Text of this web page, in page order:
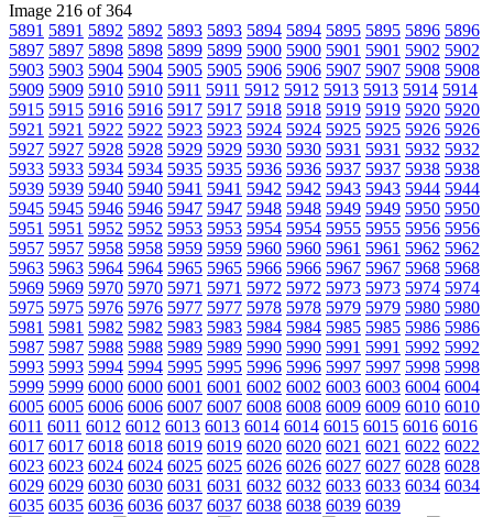
Image 216 of 364
5891 5891 5892 5892 5893 5893 5894 5894 5895 5895 5896 5896
5897 5897 5898 5898 5899 5899 5900 5900 5901 5901 5902 5902
5903 5903 5904 5904 5905 5905 5906 5906 5907 5907 5908 5908
5909 5909 5910 5910 5911 5911 5912 5912 5913 5913 5914 5914
5915 5915 5916 5916 5917 5917 5918 5918 5919 5919 5920 5920
5921 5921 5922 5922 5923 5923 5924 5924 5925 5925 5926 5926
5927 5927 5928 5928 5929 5929 5930 5930 5931 5931 5932 5932
5933 5933 5934 5934 5935 5935 5936 5936 5937 5937 5938 5938
5939 5939 5940 5940 5941 5941 5942 5942 5943 5943 5944 5944
5945 5945 5946 5946 5947 5947 5948 5948 5949 5949 5950 5950
5951 5951 5952 5952 5953 5953 5954 5954 5955 5955 5956 5956
5957 5957 5958 5958 5959 5959 5960 5960 5961 5961 5962 5962
5963 5963 5964 5964 5965 5965 5966 5966 5967 5967 5968 5968
5969 5969 5970 5970 5971 5971 5972 5972 5973 5973 5974 5974
5975 5975 5976 5976 5977 5977 5978 5978 5979 5979 5980 5980
5981 5981 5982 5982 5983 5983 5984 5984 5985 5985 5986 5986
5987 5987 5988 5988 5989 5989 5990 5990 5991 5991 5992 5992
5993 5993 5994 5994 5995 5995 5996 5996 5997 5997 5998 5998
5999 5999 6000 6000 6001 6001 6002 6002 6003 6003 6004 6004
6005 6005 6006 6006 6007 6007 6008 6008 6009 6009 6010 6010
6011 6011 6012 6012 6013 6013 6014 6014 6015 6015 6016 6016
6017 6017 6018 6018 6019 6019 6020 6020 6021 6021 6022 6022
6023 6023 6024 6024 6025 6025 6026 6026 6027 6027 6028 6028
6029 6029 6030 6030 6031 6031 6032 6032 6033 6033 6034 6034
6035 6035 6036 6036 6037 6037 6038 6038 6039 6039